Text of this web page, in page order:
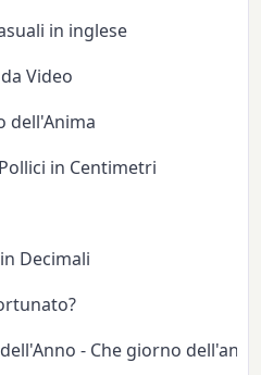
in inglese
Video
dell'Anima
in Centimetri
Decimali
- Che giorno